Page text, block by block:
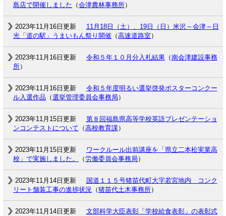
島店で開催しました （会津農林事務所）
2023年11月16日更新
11月18日（土）、19日（日）米沢～会津～日
光「道の駅」うまいもん祭り開催 （高速道路室 ）
2023年11月16日更新 令和５年１０月分入札結果（南会津建設事務
所）
2023年11月16日更新
令和５年度明るい選挙啓発ポスターコンクー
ル入選作品 （選挙管理委員会事務局 ）
2023年11月15日更新
第８回福島県高等学校英語プレゼンテーショ
ンコンテストについて （高校教育課）
2023年11月15日更新
ワークルール出前講座を「県立二本松実業高
校」で実施しました。
（労働委員会事務局 ）
2023年11月14日更新
国道１１５号猪苗代町大字若宮地内 コンク
リート舗装工事の進捗状況 （猪苗代土木事務所）
2023年11月14日更新
文部科学大臣表彰「学校給食表彰」の表彰式